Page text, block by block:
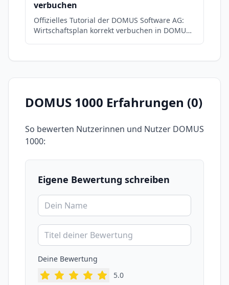
verbuchen
Offizielles Tutorial der DOMUS Software AG:
Wirtschaftsplan korrekt verbuchen in DOMUS
DOMUS 1000 Erfahrungen (0)
So bewerten Nutzerinnen und Nutzer DOMUS
1000:
Eigene Bewertung schreiben
Deine Bewertung
5.0